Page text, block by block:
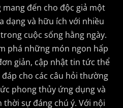
đến cho độc giả một
dạng và hữu ích với nhiều
cuộc sống hằng ngày.
phá những món ngon hấp
giản, cập nhật tin tức thể
cho các câu hỏi thường
phong thủy ứng dụng và
sự đáng chú ý. Với nội